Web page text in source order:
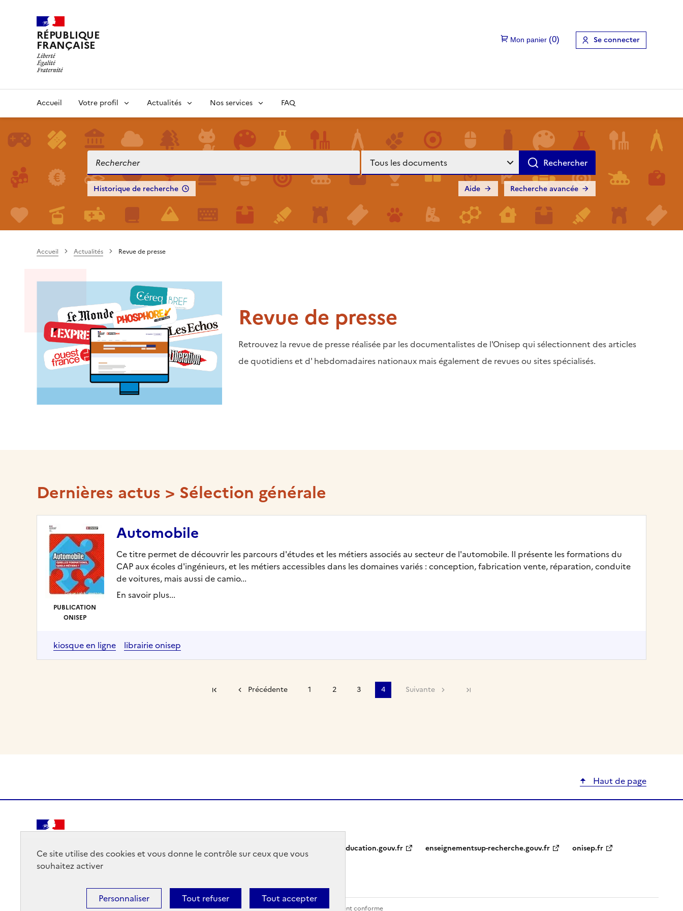
Ce site utilise des cookies et vous donne le contrôle sur ceux que vous
souhaitez activer
Tout accepter
Tout refuser
Personnaliser
RÉPUBLIQUE
FRANÇAISE Se connecter
Accueil Votre profil Actualités Nos services FAQ
Historique de recherche Recherche avancée
Aide
Accueil Actualités Revue de presse
Revue de presse
Retrouvez la revue de presse réalisée par les documentalistes de l'Onisep qui sélectionnent des articles
de quotidiens et d' hebdomadaires nationaux mais également de revues ou sites spécialisés.
Dernières actus > Sélection générale
PUBLICATION
ONISEP
Automobile
Ce titre permet de découvrir les parcours d'études et les métiers associés au secteur de l'automobile. Il présente les formations du
CAP aux écoles d'ingénieurs, et les métiers accessibles dans les domaines variés : conception, fabrication vente, réparation, conduite
de voitures, mais aussi de camio...
En savoir plus...
kiosque en ligne librairie onisep
Précédente 1 2 3 4 Suivante
Haut de page
FRANÇAISE education.gouv.fr enseignementsup-recherche.gouv.fr onisep.fr
Données personnelles Plan du site Contact Accessibilité : partiellement conforme